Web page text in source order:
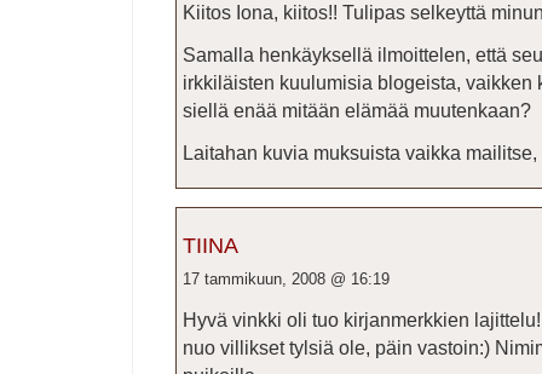
Kiitos Iona, kiitos!! Tulipas selkeyttä
Samalla henkäyksellä ilmoittelen, että
irkkiläisten kuulumisia blogeista,
siellä enää mitään elämää muutenkaan?
Laitahan kuvia muksuista vaikka
TIINA
17 tammikuun, 2008 @ 16:19
Hyvä vinkki oli tuo kirjanmerkkien
nuo villikset tylsiä ole, päin vastoin:)